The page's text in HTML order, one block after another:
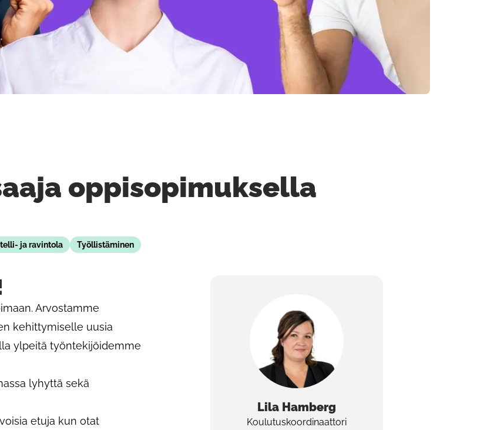
oppisopimuksella
ja ravintola Työllistäminen
Arvostamme
kehittymiselle uusia
ylpeitä työntekijöidemme
lyhyttä sekä
etuja kun otat
Lila Hamberg
Koulutuskoordinaattori